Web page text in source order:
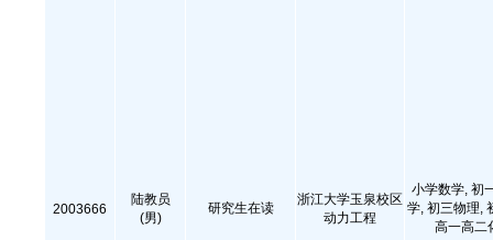
2003666
陆教员
(男)
研究生在读
浙江大学玉泉校区
动力工程
小学数学, 初
学, 初三物理,
高一高二